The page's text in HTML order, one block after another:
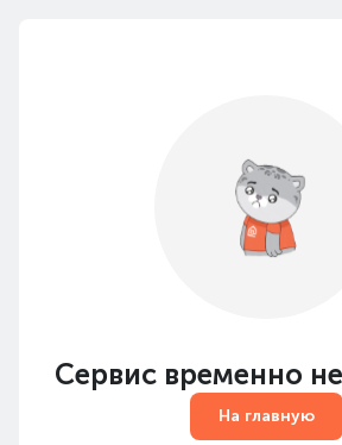
Сервис временно
На главную